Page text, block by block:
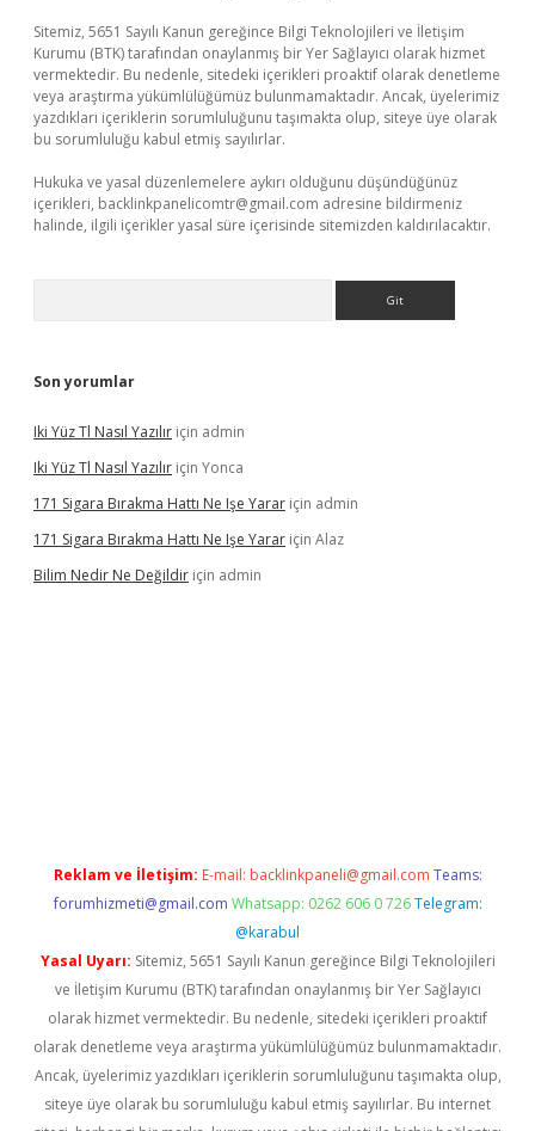
Sitemiz, 5651 Sayılı Kanun gereğince Bilgi Teknolojileri ve İletişim
Kurumu (BTK) tarafından onaylanmış bir Yer Sağlayıcı olarak hizmet
vermektedir. Bu nedenle, sitedeki içerikleri proaktif olarak denetleme
veya araştırma yükümlülüğümüz bulunmamaktadır. Ancak, üyelerimiz
yazdıkları içeriklerin sorumluluğunu taşımakta olup, siteye üye olarak
bu sorumluluğu kabul etmiş sayılırlar.
Hukuka ve yasal düzenlemelere aykırı olduğunu düşündüğünüz
içerikleri, backlinkpanelicomtr@gmail.com adresine bildirmeniz
halinde, ilgili içerikler yasal süre içerisinde sitemizden kaldırılacaktır.
Son yorumlar
Iki Yüz Tl Nasıl Yazılır için admin
Iki Yüz Tl Nasıl Yazılır için Yonca
171 Sigara Bırakma Hattı Ne Işe Yarar için admin
171 Sigara Bırakma Hattı Ne Işe Yarar için Alaz
Bilim Nedir Ne Değildir için admin
Reklam ve İletişim: E-mail: backlinkpaneli@gmail.com Teams:
forumhizmeti@gmail.com Whatsapp: 0262 606 0 726 Telegram:
@karabul
Yasal Uyarı: Sitemiz, 5651 Sayılı Kanun gereğince Bilgi Teknolojileri
ve İletişim Kurumu (BTK) tarafından onaylanmış bir Yer Sağlayıcı
olarak hizmet vermektedir. Bu nedenle, sitedeki içerikleri proaktif
olarak denetleme veya araştırma yükümlülüğümüz bulunmamaktadır.
Ancak, üyelerimiz yazdıkları içeriklerin sorumluluğunu taşımakta olup,
siteye üye olarak bu sorumluluğu kabul etmiş sayılırlar. Bu internet